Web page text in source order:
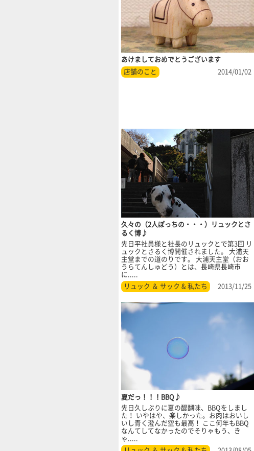
あけましておめでとうございます
店舗のこと
2014/01/02
久々の（2人ぽっちの・・・）リュックとさ
るく博♪
先日平社員様と社長のリュックとで第3回 リ
ュックとさるく博開催されました。 大浦天
主堂までの道のりです。 大浦天主堂（おお
うらてんしゅどう）とは、長崎県長崎市
に.....
リュック ＆ サック & 私たち
2013/11/25
夏だっ！！！BBQ♪
先日久しぶりに夏の醍醐味、BBQをしまし
た！ いやはや、楽しかった。お肉はおいし
いし青く澄んだ空も最高！ ここ何年もBBQ
なんてしてなかったのでそりゃもう、き
ゃ.....